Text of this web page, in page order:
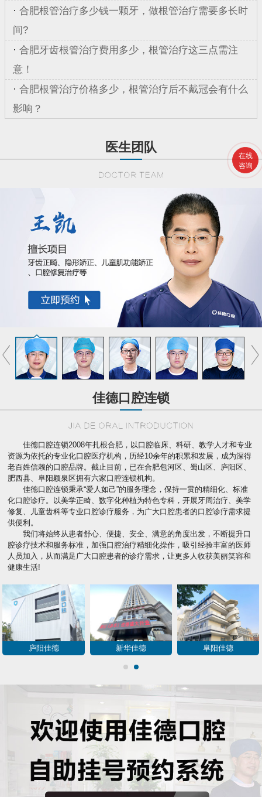
· 合肥根管治疗多少钱一颗牙，做根管治疗需要多长时
间?
· 合肥牙齿根管治疗费用多少，根管治疗这三点需注
意！
· 合肥根管治疗价格多少，根管治疗后不戴冠会有什么
影响？
医生团队
佳德口腔连锁
佳德口腔连锁2008年扎根合肥，以口腔临床、科研、教学人才和专业
资源为依托的专业化口腔医疗机构，历经10余年的积累和发展，成为深得
老百姓信赖的口腔品牌。截止目前，已在合肥包河区、蜀山区、庐阳区、
肥西县、阜阳颖泉区拥有六家口腔连锁机构。
佳德口腔连锁秉承“爱人如己”的服务理念，保持一贯的精细化、标准
化口腔诊疗。以美学正畸、数字化种植为特色专科，开展牙周治疗、美学
修复、儿童齿科等专业口腔诊疗服务，为广大口腔患者的口腔诊疗需求提
供便利。
我们将始终从患者舒心、便捷、安全、满意的角度出发，不断提升口
腔诊疗技术和服务标准，加强口腔治疗精细化操作，吸引经验丰富的医师
人员加入，从而满足广大口腔患者的诊疗需求，让更多人收获美丽笑容和
健康生活!
庐阳佳德 新华佳德 阜阳佳德
在线
咨询